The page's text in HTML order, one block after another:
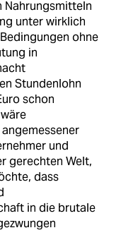
Nahrungsmitteln
unter wirklich
ohne
in
Stundenlohn
schon
und
gerechten Welt,
dass
in die brutale